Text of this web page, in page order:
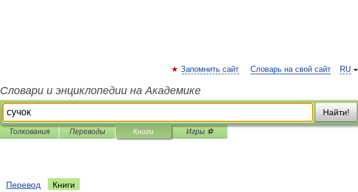
RU
Запомнить сайт Словарь на свой сайт
Словари и энциклопедии на Академике
Найти!
Толкования Переводы Книги Игры ⚽
Перевод
Книги